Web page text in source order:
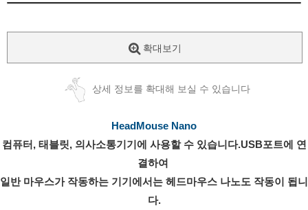
확대보기
상세 정보를 확대해 보실 수 있습니다
HeadMouse Nano
컴퓨터, 태블릿, 의사소통기기에 사용할 수 있습니다.USB포트에 연
결하여
일반 마우스가 작동하는 기기에서는 헤드마우스 나노도 작동이 됩니
다.